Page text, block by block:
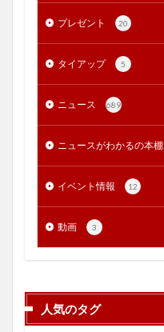
プレゼント 20
タイアップ 5
ニュース 689
ニュースがわかるの本棚
イベント情報 12
動画 3
人気のタグ